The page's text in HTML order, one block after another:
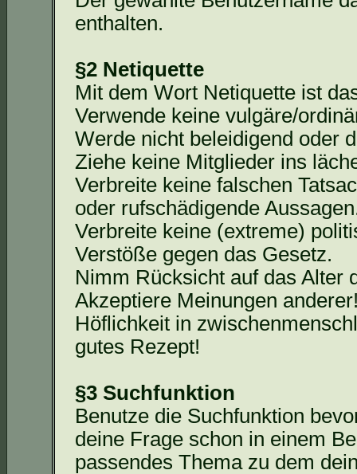
enthalten.
§2 Netiquette
Mit dem Wort Netiquette ist
Verwende keine vulgäre/
Werde nicht beleidigend oder
Ziehe keine Mitglieder ins
Verbreite keine falschen
oder rufschädigende
Verbreite keine (extreme)
Verstöße gegen das Gesetz.
Nimm Rücksicht auf das Alter
Akzeptiere Meinungen
Höflichkeit in
gutes Rezept!
§3 Suchfunktion
Benutze die Suchfunktion
deine Frage schon in einem
passendes Thema zu dem